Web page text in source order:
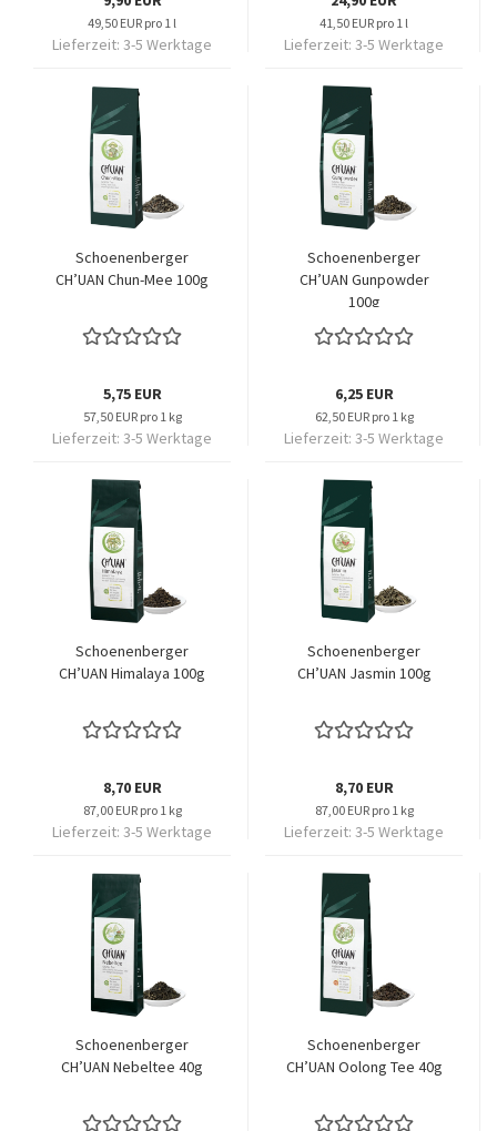
49,50 EUR pro 1 l
Lieferzeit: 3-5 Werktage
41,50 EUR pro 1 l
Lieferzeit: 3-5 Werktage
Schoenenberger
CH’UAN Chun-Mee 100g
5,75 EUR
57,50 EUR pro 1 kg
Lieferzeit: 3-5 Werktage
Schoenenberger
CH’UAN Gunpowder
100g
6,25 EUR
62,50 EUR pro 1 kg
Lieferzeit: 3-5 Werktage
Schoenenberger
CH’UAN Himalaya 100g
8,70 EUR
87,00 EUR pro 1 kg
Lieferzeit: 3-5 Werktage
Schoenenberger
CH’UAN Jasmin 100g
8,70 EUR
87,00 EUR pro 1 kg
Lieferzeit: 3-5 Werktage
Schoenenberger
CH’UAN Nebeltee 40g
Schoenenberger
CH’UAN Oolong Tee 40g